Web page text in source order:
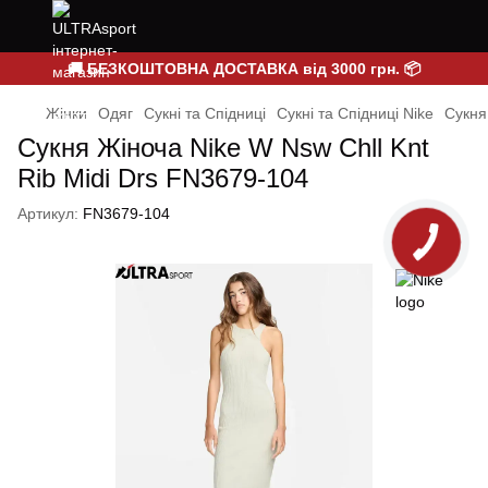
🚚 БЕЗКОШТОВНА ДОСТАВКА від 3000 грн. 📦
Жінки Одяг Сукні та Спідниці Сукні та Спідниці Nike
Сукня Жіноча Nike W Nsw Chll Knt
Rib Midi Drs FN3679-104
Артикул: FN3679-104